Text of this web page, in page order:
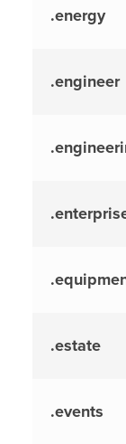
.energy
.engineer
.estate
.events